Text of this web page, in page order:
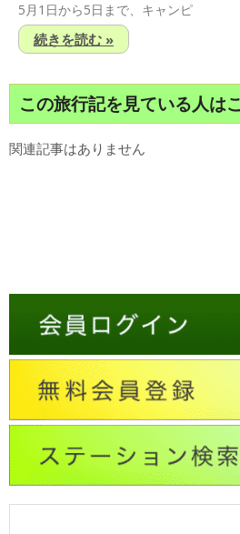
5月1日から5日まで、キャンピ
続きを読む »
この旅行記を見ている人は
関連記事はありません